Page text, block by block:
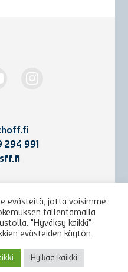
294 991
evästeitä, jotta voisimme
tallentamalla
"Hyväksy kaikki"-
evästeiden käytön.
Hylkää kaikki